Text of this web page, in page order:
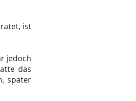
ist
jedoch
das
später